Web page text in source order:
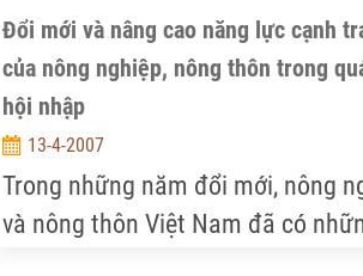
Đổi mới và nâng cao năng lực cạnh
của nông nghiệp, nông thôn trong
hội nhập
13-4-2007
Trong những năm đổi mới, nông
và nông thôn Việt Nam đã có